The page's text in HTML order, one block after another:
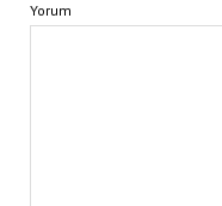
Yorum